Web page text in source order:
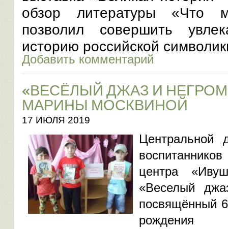
обзор литературы «Что
позволил совершить
историю российской
Добавить комментарий
«ВЕСЁЛЫЙ ДЖАЗ И
МАРИНЫ МОСКВИНОЙ
17 ИЮЛЯ 2019
Центральной
центра
«Веселый
посвящённый
рождения